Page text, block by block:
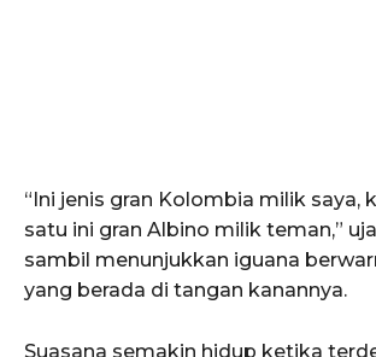
“Ini jenis gran Kolombia milik saya,
satu ini gran Albino milik teman,”
sambil menunjukkan iguana
yang berada di tangan kanannya.
Suasana semakin hidup ketika